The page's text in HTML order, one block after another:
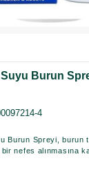
Burun
4
Burun Spreyi, burun
nefes alınmasına